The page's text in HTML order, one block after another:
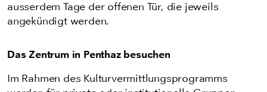
ausserdem Tage der offenen Tür, die jeweils
angekündigt werden.
Das Zentrum in Penthaz besuchen
Im Rahmen des Kulturvermittlungsprogramms